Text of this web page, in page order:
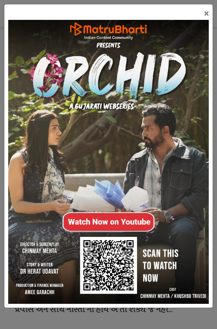
×
Mahabaleshwar na Pravase - a family tour - 4
(17.8k) 7.2k 3.2k
આજે 5 નવેમ્બર અને પ્રવાસ જવાને 1 દિવસ હતો અને આ એક
દિવસ પણ એક મહિના જેવો લાગતો હતો અને સાથે કાલે આ
સમયે તો નીકળી ગયા હશુ, કાલે આ સમયે ટ્રેન માં હશુ, કાલે આ
સમયે ટ્રેન અહીંયા પહોચી હશે, કાલે તો આ સમયે નાગોઠને હશુ..
આવા વિચારો સાંજ સુધી આવતા.
સાથે એક દિવસ બાકી હોવાથી અમારું મેઈન ફોકસ હતું બેગ
પેક કરવામાં. કેટલા કપડાં લેવા, ક્યાં કપડાં લેવા, ક્યાં દિવસે ક્યાં
કપડાં પહેરવા, અને નાસ્તો તો ખરો જ કેમ કે ગુજરાતી ફેમિલી નો
પ્રવાસ અને સાથે નાસ્તો ના હોય એ તો શક્ય જ નહીં...